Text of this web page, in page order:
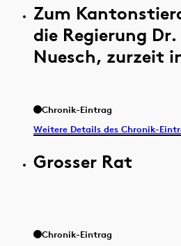
Zum
die Regierung
Nuesch, zurzeit
Chronik-Eintrag
Weitere Details des Chronik-
Grosser Rat
Chronik-Eintrag